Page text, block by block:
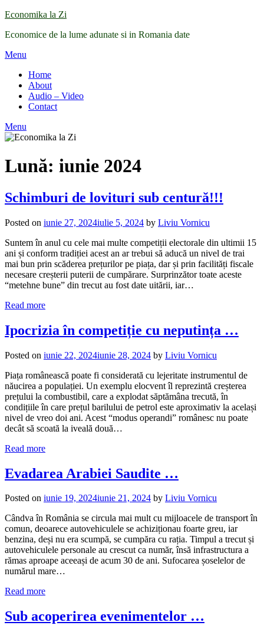
Skip
content
Economika la Zi
Economice de la lume adunate si in Romania date
Menu
Home
About
Audio – Video
Contact
Menu
Lună: iunie 2024
Schimburi de lovituri sub centură!!!
Posted on iunie 27, 2024iulie 5, 2024 by Liviu Vornicu
Suntem în anul cu cele mai multe competiții electorale din ultimii 15
ani și conform tradiției acest an ar trebui să aducă un nivel de trai
mai bun prin scăderea prețurilor pe piața, dar și prin facilități fiscale
necesare creșterii puterii de cumpărare. Surprinzător toate aceste
“metehne bune” din trecut au fost date uitării, iar…
Read more
Ipocrizia în competiție cu neputința …
Posted on iunie 22, 2024iunie 28, 2024 by Liviu Vornicu
Piața românească poate fi considerată cu lejeritate instrumentul de
năucirea a populației. Un exemplu elocvent îl reprezintă creșterea
prețului la combustibil, care a explodat săptămâna trecută, în
condițiile în care prețul barilului de petrol este aproximativ la același
nivel de vreo doi ani. Acest “modus operandi” românesc nu poate
decât să scoată la iveală două…
Read more
Evadarea Arabiei Saudite …
Posted on iunie 19, 2024iunie 21, 2024 by Liviu Vornicu
Cândva în România se circula mai mult cu mijloacele de transport în
comun, deoarece autovehiculele se achiziționau foarte greu, iar
benzina, deși nu era scumpă, se cumpăra cu rația. Timpul a trecut și
autovehiculele personale au crescut ca număr, însă infrastructura a
rămas aproape aceeași de acum 30 de ani. Sufocarea șoselelor de
numărul mare…
Read more
Sub acoperirea evenimentelor …